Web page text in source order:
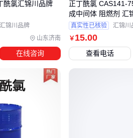
少这类隐性损耗。不锈钢或钢塑复
放，而带计量功能的溶剂分装设备
同样影响长期成本：
手套
能避免皮肤接触导致的快速
护目镜
工作服
，实则降低了事故处理和维护支出。
山东济南
酰氯汇锦川品牌
汇锦川品牌
在线咨询
￥15.00
正丁酰氯 CAS141-
成中间体 阻燃剂 汇
真实性已核验 汇锦川
查看电话